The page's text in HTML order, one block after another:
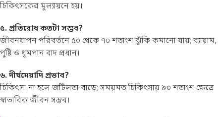
চিকিৎসকের মূল্যায়নে হয়।
৫. প্রতিরোধ কতটা সম্ভব?
জীবনযাপন পরিবর্তনে ৫০ থেকে ৭০ শতাংশ ঝুঁকি কমানো যায়; ব্যায়াম,
পুষ্টি ও ধূমপান বাদ প্রধান।
৬. দীর্ঘমেয়াদি প্রভাব?
চিকিৎসা না হলে জটিলতা বাড়ে; সময়মত চিকিৎসায় ৯০ শতাংশ ক্ষেত্রে
স্বাভাবিক জীবন সম্ভব।